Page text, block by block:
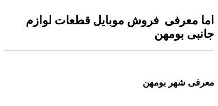
اما معرفی فروش موبایل قطعات لوازم
جانبی بومهن
معرفی شهر بومهن